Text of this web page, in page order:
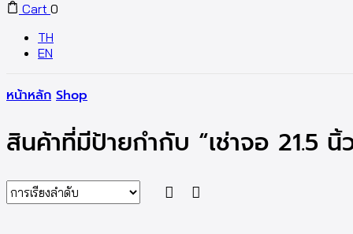
Cart 0
TH
EN
หน้าหลัก Shop
สินค้าที่มีป้ายกำกับ “เช่าจอ 21.5 นิ้